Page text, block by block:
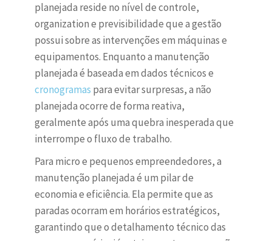
planejada reside no nível de controle,
organization e previsibilidade que a gestão
possui sobre as intervenções em máquinas e
equipamentos. Enquanto a manutenção
planejada é baseada em dados técnicos e
cronogramas para evitar surpresas, a não
planejada ocorre de forma reativa,
geralmente após uma quebra inesperada que
interrompe o fluxo de trabalho.
Para micro e pequenos empreendedores, a
manutenção planejada é um pilar de
economia e eficiência. Ela permite que as
paradas ocorram em horários estratégicos,
garantindo que o detalhamento técnico das